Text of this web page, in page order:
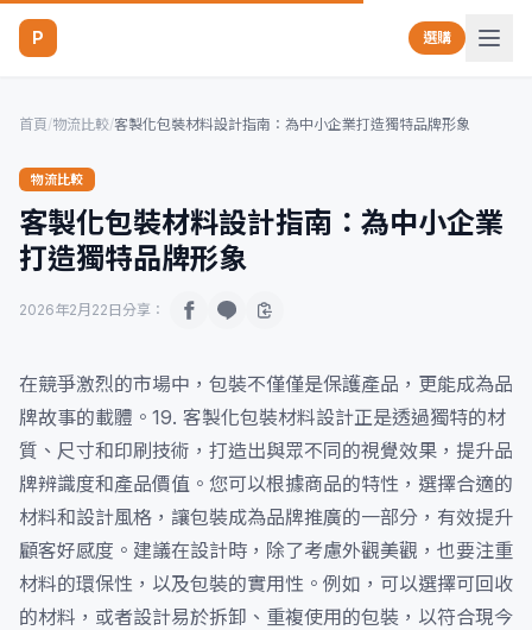
P 選購
首頁/物流比較/客製化包裝材料設計指南：為中小企業打造獨特品牌形象
物流比較
客製化包裝材料設計指南：為中小企業
打造獨特品牌形象
2026年2月22日 分享：
在競爭激烈的市場中，包裝不僅僅是保護產品，更能成為品
牌故事的載體。19. 客製化包裝材料設計正是透過獨特的材
質、尺寸和印刷技術，打造出與眾不同的視覺效果，提升品
牌辨識度和產品價值。您可以根據商品的特性，選擇合適的
材料和設計風格，讓包裝成為品牌推廣的一部分，有效提升
顧客好感度。建議在設計時，除了考慮外觀美觀，也要注重
材料的環保性，以及包裝的實用性。例如，可以選擇可回收
的材料，或者設計易於拆卸、重複使用的包裝，以符合現今